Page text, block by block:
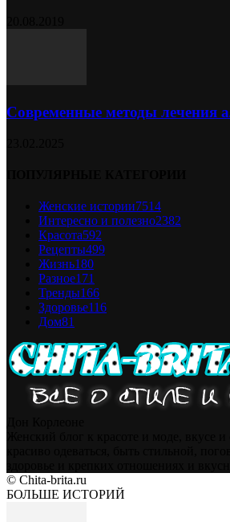
Современные методы лечения
Женские истории7514
Интересно и полезно2382
Красота592
Рецепты499
Жизнь180
Разное171
Тренды166
Здоровье116
Дом81
© Chita-brita.ru
БОЛЬШЕ ИСТОРИЙ